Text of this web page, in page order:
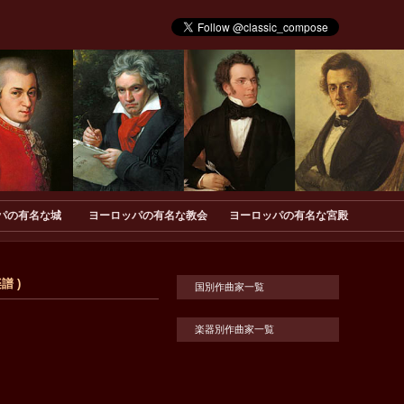
の有名な城 ヨーロッパの有名な教会 ヨーロッパの有名な宮殿
) 国別作曲家一覧
楽器別作曲家一覧